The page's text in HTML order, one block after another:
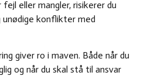
eller mangler, risikerer du
unødige konflikter med
giver ro i maven. Både når du
og når du skal stå til ansvar